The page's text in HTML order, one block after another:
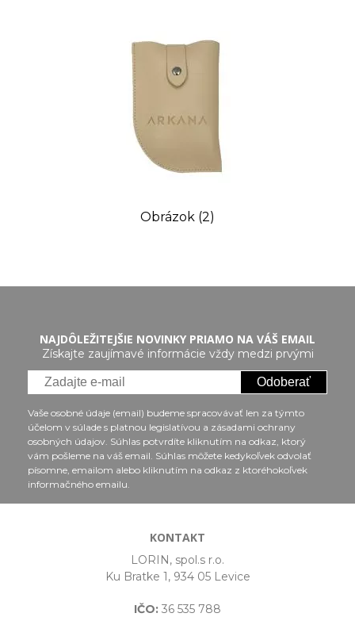
Obrázok (2)
NAJDÔLEŽITEJŠIE NOVINKY PRIAMO NA VÁŠ EMAIL
Získajte zaujímavé informácie vždy medzi prvými
Odoberať
Vaše osobné údaje (email) budeme spracovávať len za týmto
účelom v súlade s platnou legislatívou a zásadami ochrany
osobných údajov. Súhlas potvrdíte kliknutím na odkaz, ktorý
vám pošleme na váš email. Súhlas môžete kedykoľvek odvolať
písomne, emailom alebo kliknutím na odkaz z ktoréhokoľvek
informačného emailu.
KONTAKT
LORIN, spol.s r.o.
Ku Bratke 1, 934 05 Levice
IČO: 36 535 788